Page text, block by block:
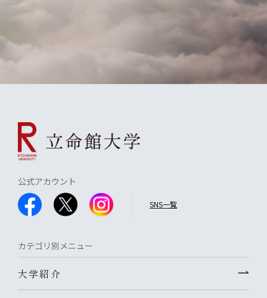
公式アカウント
SNS一覧
カテゴリ別メニュー
大学紹介